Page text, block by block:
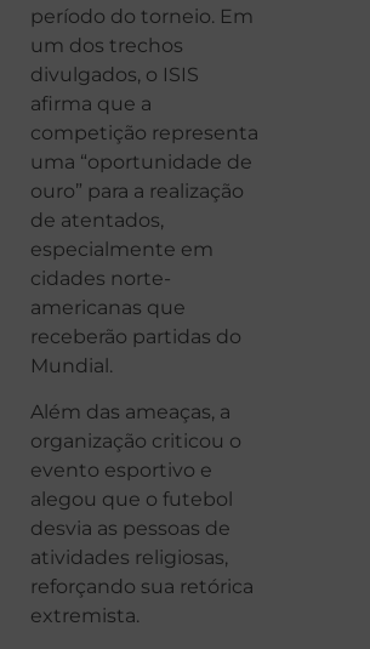
período do torneio. Em
um dos trechos
divulgados, o ISIS
afirma que a
competição representa
uma “oportunidade de
ouro” para a realização
de atentados,
especialmente em
cidades norte-
americanas que
receberão partidas do
Mundial.
Além das ameaças, a
organização criticou o
evento esportivo e
alegou que o futebol
desvia as pessoas de
atividades religiosas,
reforçando sua retórica
extremista.